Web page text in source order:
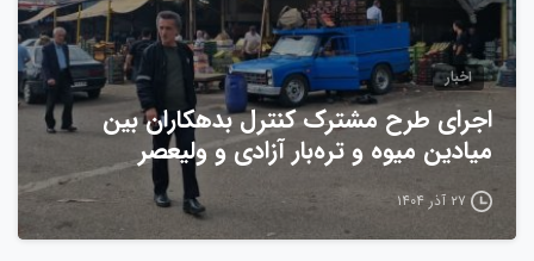
اخبار
اجرای طرح مشترک کنترل بدهکاران بین
میادین میوه و تره‌بار آزادی و ولیعصر
۲۷ آذر ۱۴۰۴